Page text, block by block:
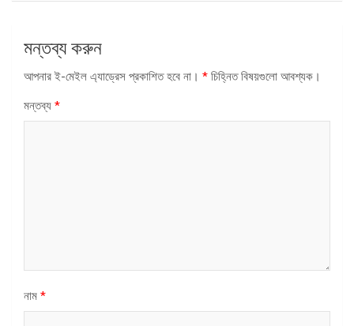
মন্তব্য করুন
আপনার ই-মেইল এ্যাড্রেস প্রকাশিত হবে না। * চিহ্নিত বিষয়গুলো আবশ্যক।
মন্তব্য *
নাম *